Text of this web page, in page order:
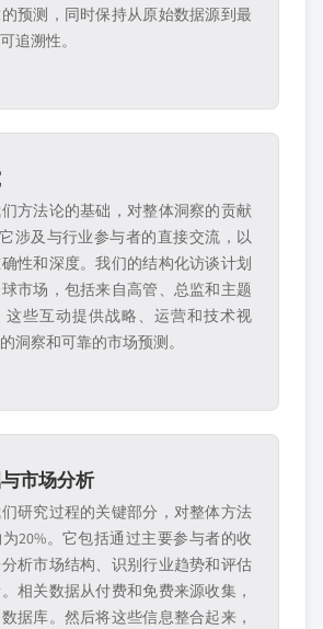
预测，同时保持从原始数据源到最
追溯性。
方法论的基础，对整体洞察的贡献
涉及与行业参与者的直接交流，以
性和深度。我们的结构化访谈计划
市场，包括来自高管、总监和主题
这些互动提供战略、运营和技术视
洞察和可靠的市场预测。
市场分析
研究过程的关键部分，对整体方法
20%。它包括通过主要参与者的收
析市场结构、识别行业趋势和评估
相关数据从付费和免费来源收集，
据库。然后将这些信息整合起来，